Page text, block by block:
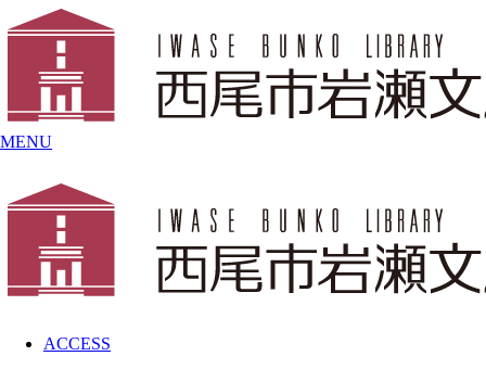
MENU
ACCESS